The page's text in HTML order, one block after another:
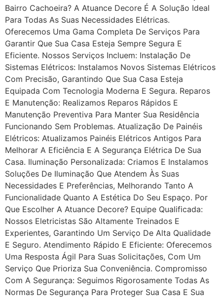
Bairro Cachoeira? A Atuance Decore É A Solução Ideal
Para Todas As Suas Necessidades Elétricas.
Oferecemos Uma Gama Completa De Serviços Para
Garantir Que Sua Casa Esteja Sempre Segura E
Eficiente. Nossos Serviços Incluem: Instalação De
Sistemas Elétricos: Instalamos Novos Sistemas Elétricos
Com Precisão, Garantindo Que Sua Casa Esteja
Equipada Com Tecnologia Moderna E Segura. Reparos
E Manutenção: Realizamos Reparos Rápidos E
Manutenção Preventiva Para Manter Sua Residência
Funcionando Sem Problemas. Atualização De Painéis
Elétricos: Atualizamos Painéis Elétricos Antigos Para
Melhorar A Eficiência E A Segurança Elétrica De Sua
Casa. Iluminação Personalizada: Criamos E Instalamos
Soluções De Iluminação Que Atendem Às Suas
Necessidades E Preferências, Melhorando Tanto A
Funcionalidade Quanto A Estética Do Seu Espaço. Por
Que Escolher A Atuance Decore? Equipe Qualificada:
Nossos Eletricistas São Altamente Treinados E
Experientes, Garantindo Um Serviço De Alta Qualidade
E Seguro. Atendimento Rápido E Eficiente: Oferecemos
Uma Resposta Ágil Para Suas Solicitações, Com Um
Serviço Que Prioriza Sua Conveniência. Compromisso
Com A Segurança: Seguimos Rigorosamente Todas As
Normas De Segurança Para Proteger Sua Casa E Sua